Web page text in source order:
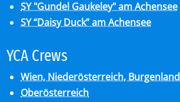
SY "Gundel Gaukeley" am Achensee
SY “Daisy Duck” am Achensee
YCA Crews
Wien, Niederösterreich, Burgenland
Oberösterreich